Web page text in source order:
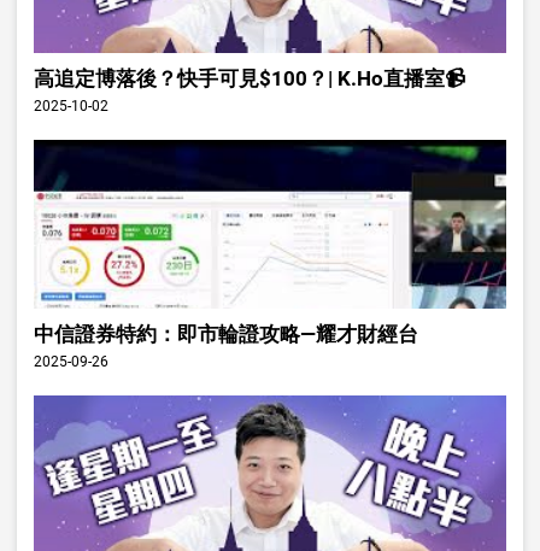
高追定博落後？快手可見$100？| K.Ho直播室📹
2025-10-02
中信證券特約：即市輪證攻略—耀才財經台
2025-09-26